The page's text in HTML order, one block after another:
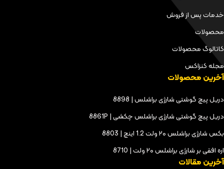
خدمات پس از فروش
محصولات
کاتالوگ محصولات
مجله کنزاکس
آخرین محصولات
دریل پیچ گوشتی شارژی براشلس | 8898
دریل پیچ گوشتی شارژی براشلس چکشی | 8861P
بکس شارژی براشلس ۲۰ ولت 1.2 اینچ | 8803
اره افقی بر شارژی براشلس ۲۰ ولت | 8710
آخرین مقالات